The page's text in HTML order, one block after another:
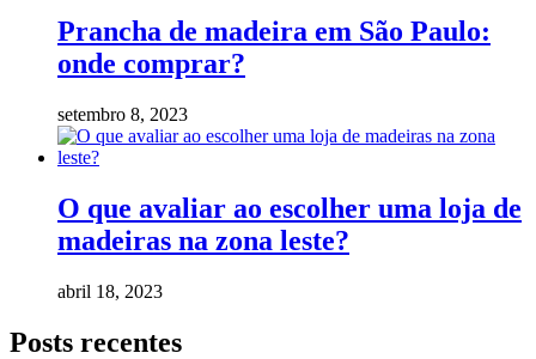
Prancha de madeira em São Paulo:
onde comprar?
setembro 8, 2023
O que avaliar ao escolher uma loja de
madeiras na zona leste?
abril 18, 2023
Posts recentes